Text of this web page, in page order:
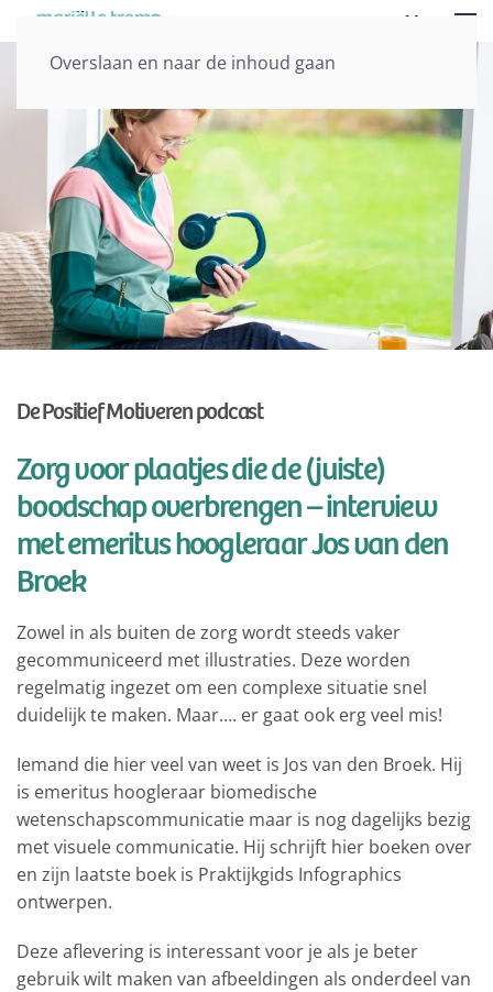
Overslaan en naar de inhoud gaan
Menu
De Positief Motiveren podcast
Zorg voor plaatjes die de (juiste)
boodschap overbrengen – interview
met emeritus hoogleraar Jos van den
Broek
Zowel in als buiten de zorg wordt steeds vaker
gecommuniceerd met illustraties. Deze worden
regelmatig ingezet om een complexe situatie snel
duidelijk te maken. Maar…. er gaat ook erg veel mis!
Iemand die hier veel van weet is Jos van den Broek. Hij
is emeritus hoogleraar biomedische
wetenschapscommunicatie maar is nog dagelijks bezig
met visuele communicatie. Hij schrijft hier boeken over
en zijn laatste boek is Praktijkgids Infographics
ontwerpen.
Deze aflevering is interessant voor je als je beter
gebruik wilt maken van afbeeldingen als onderdeel van